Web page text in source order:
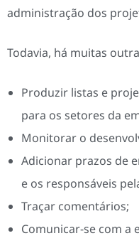
administração dos
Todavia, há muitas
Produzir listas e
para os setores da
Monitorar o
Adicionar prazos de
e os responsáveis
Traçar comentários;
Comunicar-se com a